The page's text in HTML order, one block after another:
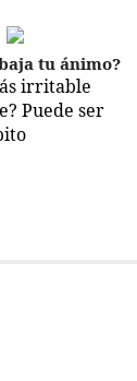
tu ánimo?
irritable
Puede ser